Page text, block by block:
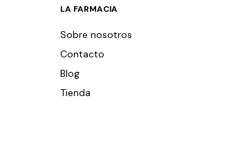
LA FARMACIA
Sobre nosotros
Contacto
Blog
Tienda